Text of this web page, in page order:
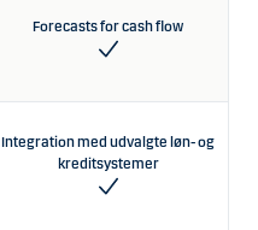
Forecasts for cash flow
Integration med udvalgte løn- og
kreditsystemer